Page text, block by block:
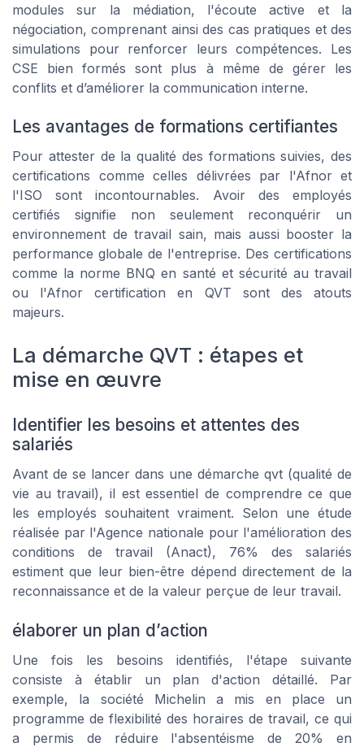
modules sur la médiation, l'écoute active et la
négociation, comprenant ainsi des cas pratiques et des
simulations pour renforcer leurs compétences. Les
CSE bien formés sont plus à même de gérer les
conflits et d’améliorer la communication interne.
Les avantages de formations certifiantes
Pour attester de la qualité des formations suivies, des
certifications comme celles délivrées par l'Afnor et
l'ISO sont incontournables. Avoir des employés
certifiés signifie non seulement reconquérir un
environnement de travail sain, mais aussi booster la
performance globale de l'entreprise. Des certifications
comme la norme BNQ en santé et sécurité au travail
ou l'Afnor certification en QVT sont des atouts
majeurs.
La démarche QVT : étapes et
mise en œuvre
Identifier les besoins et attentes des
salariés
Avant de se lancer dans une démarche qvt (qualité de
vie au travail), il est essentiel de comprendre ce que
les employés souhaitent vraiment. Selon une étude
réalisée par l'Agence nationale pour l'amélioration des
conditions de travail (Anact), 76% des salariés
estiment que leur bien-être dépend directement de la
reconnaissance et de la valeur perçue de leur travail.
élaborer un plan d’action
Une fois les besoins identifiés, l'étape suivante
consiste à établir un plan d'action détaillé. Par
exemple, la société Michelin a mis en place un
programme de flexibilité des horaires de travail, ce qui
a permis de réduire l'absentéisme de 20% en